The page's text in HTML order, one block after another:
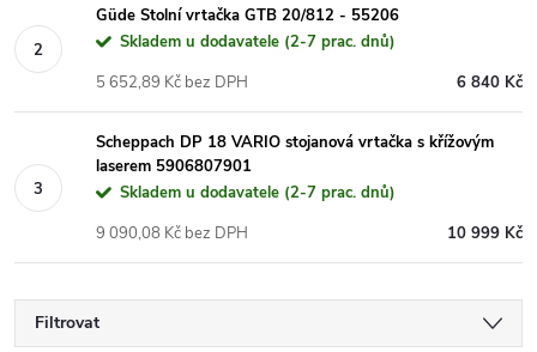
Güde Stolní vrtačka GTB 20/812 - 55206
Skladem u dodavatele (2-7 prac. dnů)
6 840 Kč
5 652,89 Kč bez DPH
Scheppach DP 18 VARIO stojanová vrtačka s křížovým
laserem 5906807901
Skladem u dodavatele (2-7 prac. dnů)
10 999 Kč
9 090,08 Kč bez DPH
Filtrovat